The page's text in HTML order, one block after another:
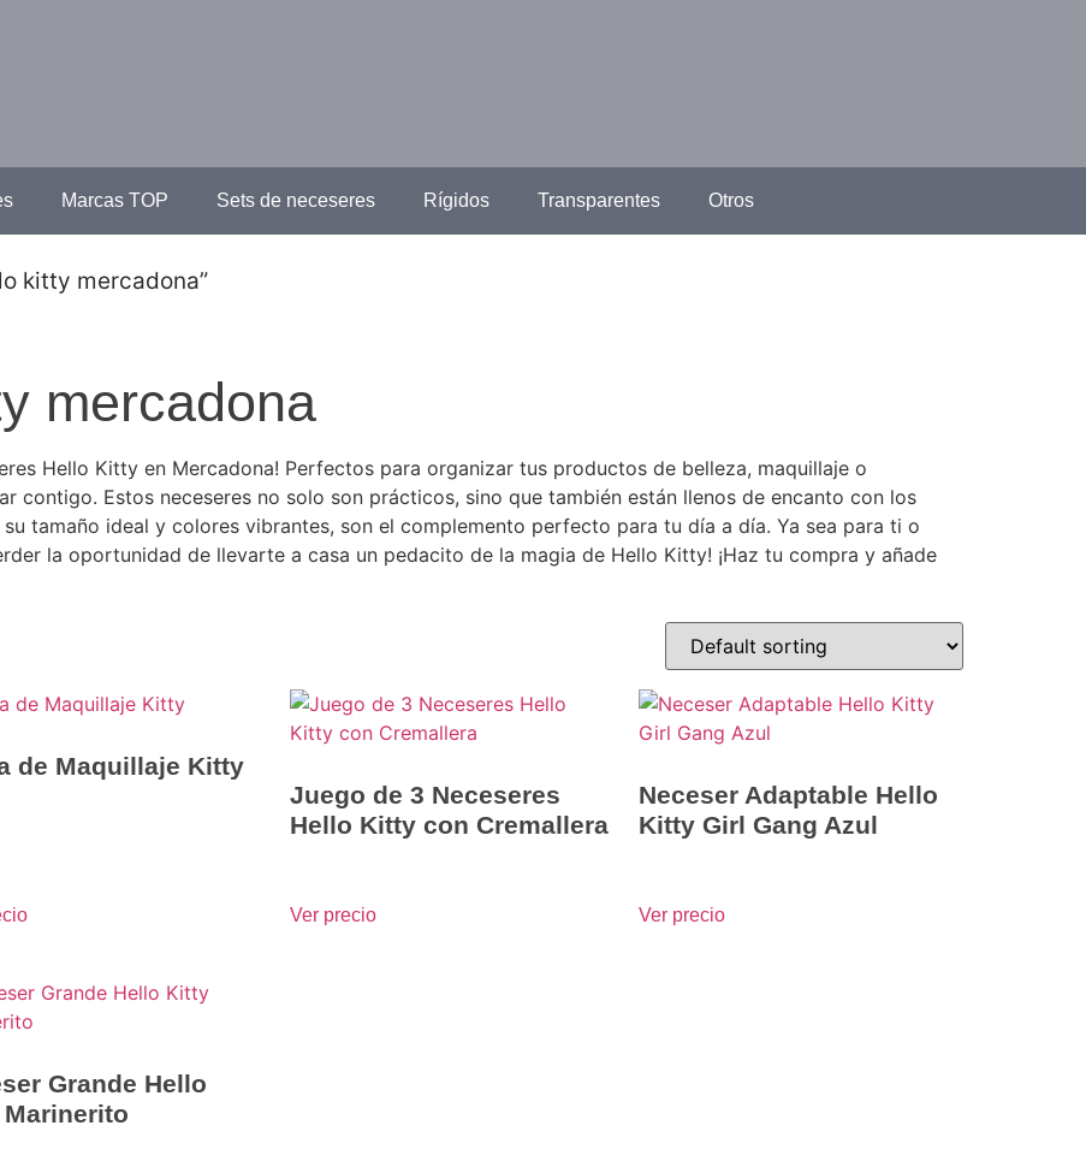
Marcas TOP Sets de neceseres Rígidos Transparentes Otros
kitty mercadona”
mercadona
Hello Kitty en Mercadona! Perfectos para organizar tus productos de belleza, maquillaje o
contigo. Estos neceseres no solo son prácticos, sino que también están llenos de encanto con los
tamaño ideal y colores vibrantes, son el complemento perfecto para tu día a día. Ya sea para ti o
la oportunidad de llevarte a casa un pedacito de la magia de Hello Kitty! ¡Haz tu compra y añade
de Maquillaje Kitty
Juego de 3 Neceseres
Hello Kitty con Cremallera
Ver precio
Neceser Adaptable Hello
Kitty Girl Gang Azul
Ver precio
Grande Hello